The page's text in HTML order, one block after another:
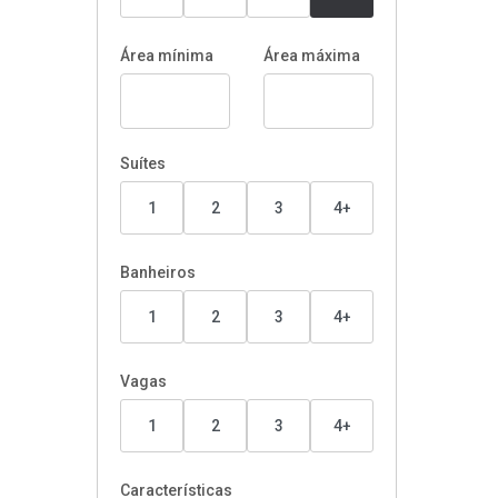
Área mínima Área máxima
Suítes
1 2 3 4+
Banheiros
1 2 3 4+
Vagas
1 2 3 4+
Características